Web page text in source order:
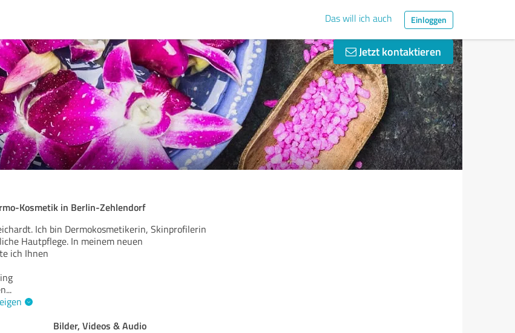
Das will ich auch Einloggen
Jetzt kontaktieren
Kosmetik in Berlin-Zehlendorf
Ich bin Dermokosmetikerin, Skinprofilerin
Hautpflege. In meinem neuen
ich Ihnen
...
Bilder, Videos & Audio